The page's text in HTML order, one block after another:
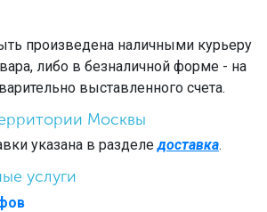
произведена наличными курьеру
либо в безналичной форме - на
выставленного счета.
Москвы
указана в разделедоставка.
услуги